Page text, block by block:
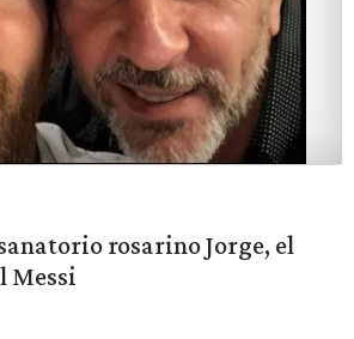
rosarino Jorge, el
Messi